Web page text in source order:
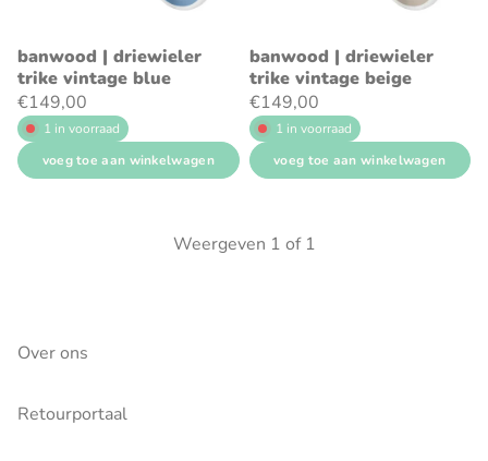
banwood | driewieler
trike vintage blue
€149,00
1 in voorraad
voeg toe aan winkelwagen
banwood | driewieler
trike vintage beige
€149,00
1 in voorraad
voeg toe aan winkelwagen
Weergeven 1 of 1
Over ons
Retourportaal